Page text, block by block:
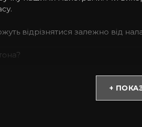
відрізнятися залежно від
людей із високим
з натуральної шкіри+